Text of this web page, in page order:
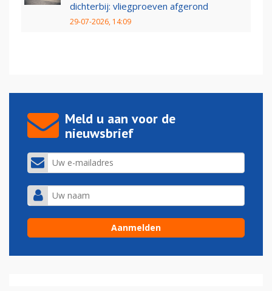
dichterbij: vliegproeven afgerond
29-07-2026, 14:09
Meld u aan voor de
nieuwsbrief